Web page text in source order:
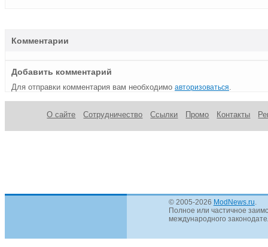
Комментарии
Добавить комментарий
Для отправки комментария вам необходимо авторизоваться
О сайте Сотрудничество Ссылки Промо Контакты
© 2005-2026 ModNews.ru
Полное или частичное
международного